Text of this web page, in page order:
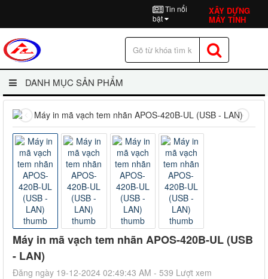
Tin nổi
bật
XÂY DỰNG
MÁY TÍNH
DANH MỤC SẢN PHẨM
Máy in mã vạch tem nhãn APOS-420B-UL (USB
- LAN)
Đăng ngày 19-12-2024 02:49:43 AM - 539 Lượt xem